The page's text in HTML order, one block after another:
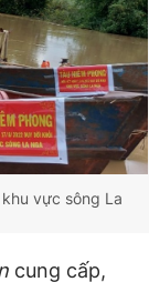
vực sông La
cung cấp,